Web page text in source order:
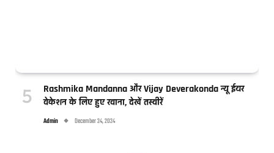
Rashmika Mandanna और Vijay Deverakonda न्यू ईयर
वेकेशन के लिए हुए रवाना, देखें तस्वीरें
Admin December 24, 2024